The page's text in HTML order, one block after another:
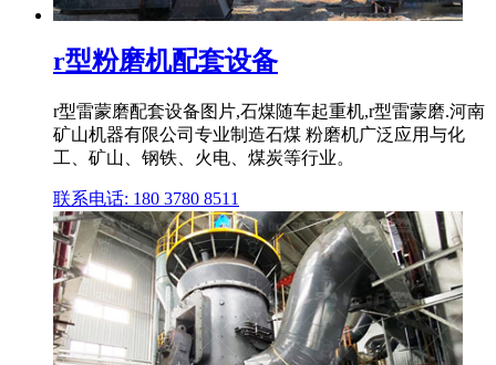
r型粉磨机配套设备
r型雷蒙磨配套设备图片,石煤随车起重机,r型雷蒙磨.河南
矿山机器有限公司专业制造石煤 粉磨机广泛应用与化
工、矿山、钢铁、火电、煤炭等行业。
联系电话: 180 3780 8511